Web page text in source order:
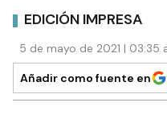
EDICIÓN IMPRESA
5 de mayo de 2021 | 03:35
Añadir como fuente en